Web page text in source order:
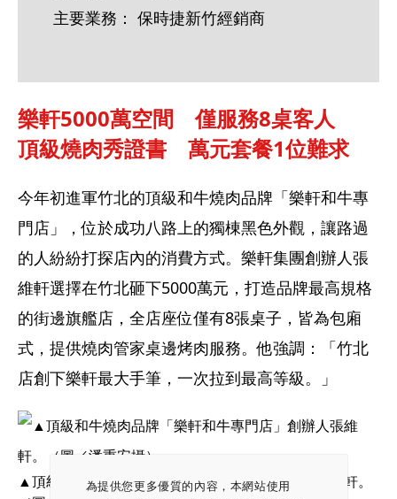
為提供您更多優質的內容，本網站使用
主要業務： 保時捷新竹經銷商
樂軒5000萬空間　僅服務8桌客人
頂級燒肉秀證書　萬元套餐1位難求
今年初進軍竹北的頂級和牛燒肉品牌「樂軒和牛專
門店」，位於成功八路上的獨棟黑色外觀，讓路過
的人紛紛打探店內的消費方式。樂軒集團創辦人張
維軒選擇在竹北砸下5000萬元，打造品牌最高規格
的街邊旗艦店，全店座位僅有8張桌子，皆為包廂
式，提供燒肉管家桌邊烤肉服務。他強調：「竹北
店創下樂軒最大手筆，一次拉到最高等級。」
▲頂級和牛燒肉品牌「樂軒和牛專門店」創辦人張維軒。